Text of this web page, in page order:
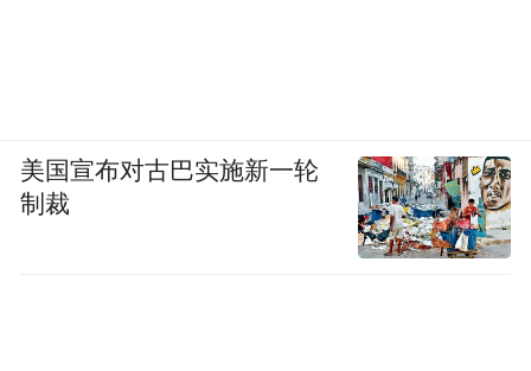
美国宣布对古巴实施新一轮
制裁